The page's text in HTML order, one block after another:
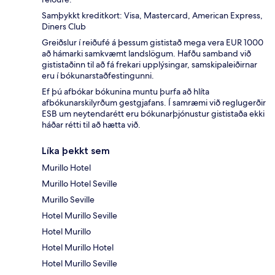
Samþykkt kreditkort: Visa, Mastercard, American Express,
Diners Club
Greiðslur í reiðufé á þessum gististað mega vera EUR 1000
að hámarki samkvæmt landslögum. Hafðu samband við
gististaðinn til að fá frekari upplýsingar, samskipaleiðirnar
eru í bókunarstaðfestingunni.
Ef þú afbókar bókunina muntu þurfa að hlíta
afbókunarskilyrðum gestgjafans. Í samræmi við reglugerðir
ESB um neytendarétt eru bókunarþjónustur gististaða ekki
háðar rétti til að hætta við.
Líka þekkt sem
Murillo Hotel
Murillo Hotel Seville
Murillo Seville
Hotel Murillo Seville
Hotel Murillo
Hotel Murillo Hotel
Hotel Murillo Seville